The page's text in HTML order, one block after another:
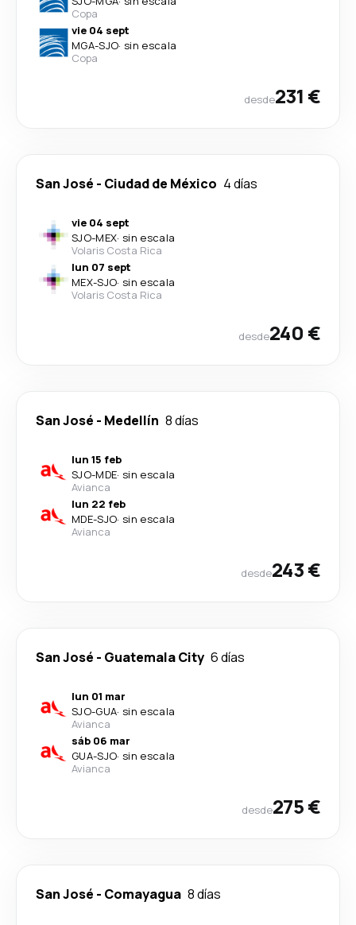
Copa
vie 04 sept
MGA-SJO· sin escala
Copa
desde231 €
San José - Ciudad de México 4 días
vie 04 sept
SJO-MEX· sin escala
Volaris Costa Rica
lun 07 sept
MEX-SJO· sin escala
Volaris Costa Rica
desde240 €
San José - Medellín 8 días
lun 15 feb
SJO-MDE· sin escala
Avianca
lun 22 feb
MDE-SJO· sin escala
Avianca
desde243 €
San José - Guatemala City 6 días
lun 01 mar
SJO-GUA· sin escala
Avianca
sáb 06 mar
GUA-SJO· sin escala
Avianca
desde275 €
San José - Comayagua 8 días